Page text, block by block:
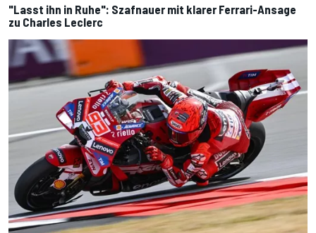
"Lasst ihn in Ruhe": Szafnauer mit klarer Ferrari-Ansage
zu Charles Leclerc